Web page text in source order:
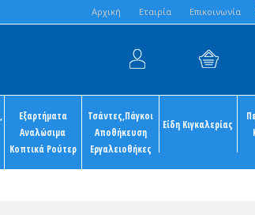
Aρχική Εταιρία Επικοινωνία
Εξαρτήματα
Αναλώσιμα
Κοπτικά Ρούτερ
Τσάντες,Πάγκοι
Αποθήκευση
Εργαλειοθήκες
Είδη Κιγκαλερίας